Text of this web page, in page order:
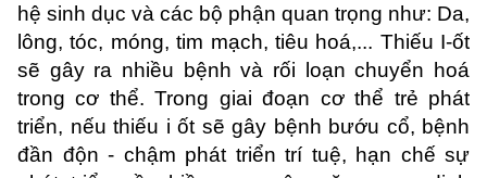
hệ sinh dục và các bộ phận quan trọng như: Da,
lông, tóc, móng, tim mạch, tiêu hoá,... Thiếu I-ốt
sẽ gây ra nhiều bệnh và rối loạn chuyển hoá
trong cơ thể. Trong giai đoạn cơ thể trẻ phát
triển, nếu thiếu i ốt sẽ gây bệnh bướu cổ, bệnh
đần độn - chậm phát triển trí tuệ, hạn chế sự